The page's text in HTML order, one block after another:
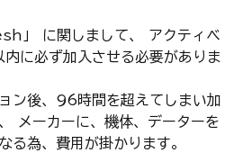
」 に関しまして、 アクティベ
に必ず加入させる必要がありま
ン後、96時間を超えてしまい加
メーカーに、機体、データーを
る為、費用が掛かります。